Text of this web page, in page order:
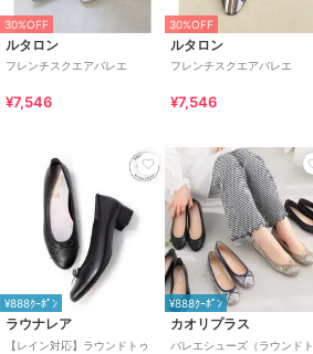
30%OFF
ルタロン
フレンチスクエアバレエ
¥7,546
30%OFF
ルタロン
フレンチスクエアバレエ
¥7,546
¥888ｸｰﾎﾟﾝ
ラウナレア
【レイン対応】ラウンドトゥ
¥888ｸｰﾎﾟﾝ
カオリプラス
バレエシューズ（ラウンドト